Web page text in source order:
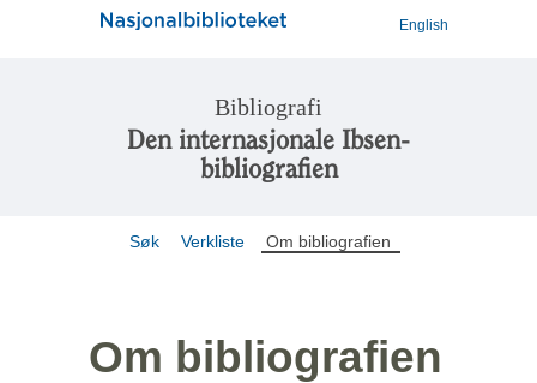
English
Bibliografi
Den internasjonale Ibsen-
bibliografien
Søk Verkliste Om bibliografien
Om bibliografien